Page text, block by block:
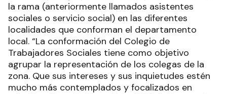
la rama (anteriormente llamados asistentes
sociales o servicio social) en las diferentes
localidades que conforman el departamento
local. “La conformación del Colegio de
Trabajadores Sociales tiene como objetivo
agrupar la representación de los colegas de la
zona. Que sus intereses y sus inquietudes estén
mucho más contemplados y focalizados en